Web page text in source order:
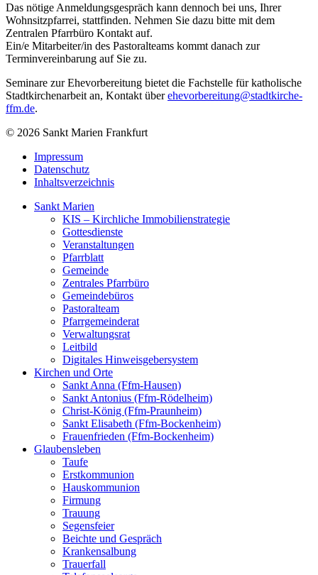
Das nötige Anmeldungsgespräch kann dennoch bei uns, Ihrer
Wohnsitzpfarrei, stattfinden. Nehmen Sie dazu bitte mit dem
Zentralen Pfarrbüro Kontakt auf.
Ein/e Mitarbeiter/in des Pastoralteams kommt danach zur
Terminvereinbarung auf Sie zu.
Seminare zur Ehevorbereitung bietet die Fachstelle für katholische
Stadtkirchenarbeit an, Kontakt überehevorbereitung@stadtkirche-
ffm.de.
© 2026 Sankt Marien Frankfurt
Impressum
Datenschutz
Inhaltsverzeichnis
Sankt Marien
KIS – Kirchliche Immobilienstrategie
Gottesdienste
Veranstaltungen
Pfarrblatt
Gemeinde
Zentrales Pfarrbüro
Gemeindebüros
Pastoralteam
Pfarrgemeinderat
Verwaltungsrat
Leitbild
Digitales Hinweisgebersystem
Kirchen und Orte
Sankt Anna (Ffm-Hausen)
Sankt Antonius (Ffm-Rödelheim)
Christ-König (Ffm-Praunheim)
Sankt Elisabeth (Ffm-Bockenheim)
Frauenfrieden (Ffm-Bockenheim)
Glaubensleben
Taufe
Erstkommunion
Hauskommunion
Firmung
Trauung
Segensfeier
Beichte und Gespräch
Krankensalbung
Trauerfall